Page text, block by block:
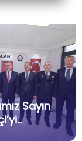
Sayın